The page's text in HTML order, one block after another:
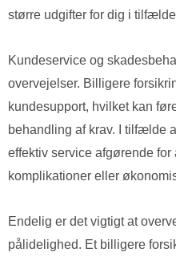
større udgifter for dig i
Kundeservice og
overvejelser. Billigere
kundesupport, hvilket kan
behandling af krav. I tilfælde
effektiv service afgørende
komplikationer eller
Endelig er det vigtigt at
pålidelighed. Et billigere